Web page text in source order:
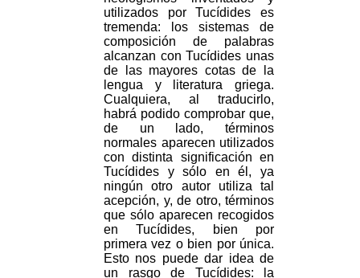
utilizados por Tucídides es
tremenda: los sistemas de
composición de palabras
alcanzan con Tucídides unas
de las mayores cotas de la
lengua y literatura griega.
Cualquiera, al traducirlo,
habrá podido comprobar que,
de un lado, términos
normales aparecen utilizados
con distinta significación en
Tucídides y sólo en él, ya
ningún otro autor utiliza tal
acepción, y, de otro, términos
que sólo aparecen recogidos
en Tucídides, bien por
primera vez o bien por única.
Esto nos puede dar idea de
un rasgo de Tucídides: la